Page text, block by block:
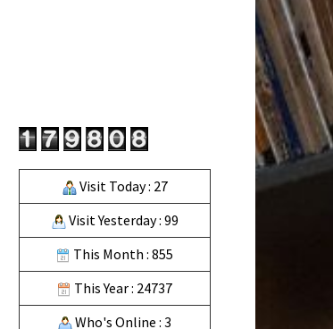
Visit Today : 27
Visit Yesterday : 99
This Month : 855
This Year : 24737
Who's Online : 3